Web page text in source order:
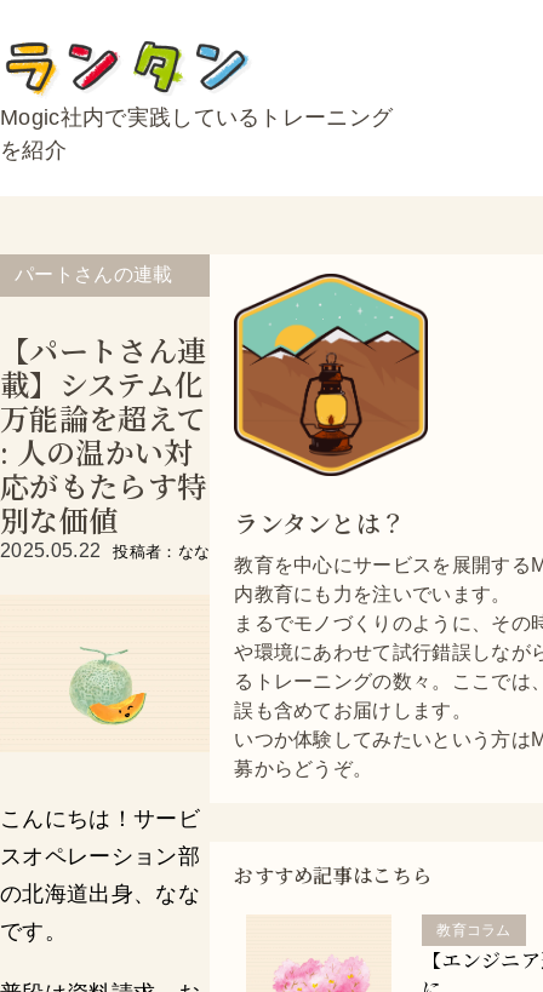
Mogic社内で実践しているトレーニング
を紹介
パートさんの連載
【パートさん連
載】システム化
万能論を超えて
: 人の温かい対
応がもたらす特
別な価値
2025.05.22 投稿者：なな
こんにちは！サービ
スオペレーション部
の北海道出身、なな
です。
ランタンとは？
教育を中心にサービスを展開する
内教育にも力を注いでいます。
まるでモノづくりのように、その
や環境にあわせて試行錯誤しなが
るトレーニングの数々。ここでは
誤も含めてお届けします。
いつか体験してみたいという方は
募からどうぞ。
おすすめ記事はこちら
教育コラム
【エンジニ